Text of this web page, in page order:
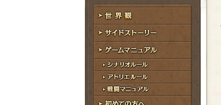
レ
ス
ド
ゲームガイド
世界観
サイドストーリー
ゲームマニュアル
シナリオルール
アトリエルール
戦闘マニュアル